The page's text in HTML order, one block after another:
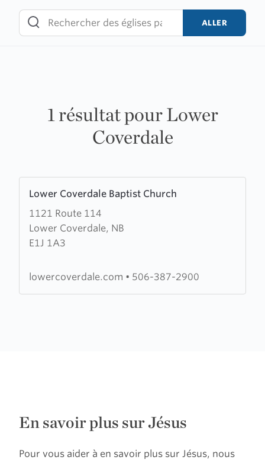
content
ALLER
1 résultat pour Lower
Coverdale
Lower Coverdale Baptist Church
1121 Route 114
Lower Coverdale, NB
E1J 1A3
more
about
Lower
Coverdale
Church
lowercoverdale.com • 506-387-2900
En savoir plus sur Jésus
Pour vous aider à en savoir plus sur Jésus, nous